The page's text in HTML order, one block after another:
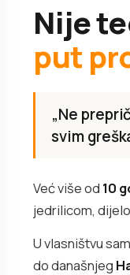
Nije
put
„Ne
svim
Već više od 10
jedrilicom,
U vlasništvu
do današnjeg